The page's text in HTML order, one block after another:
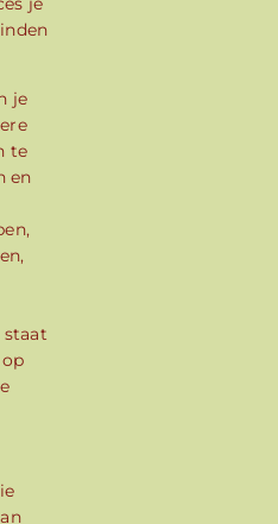
je
te
en